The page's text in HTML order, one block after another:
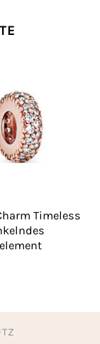
Timeless